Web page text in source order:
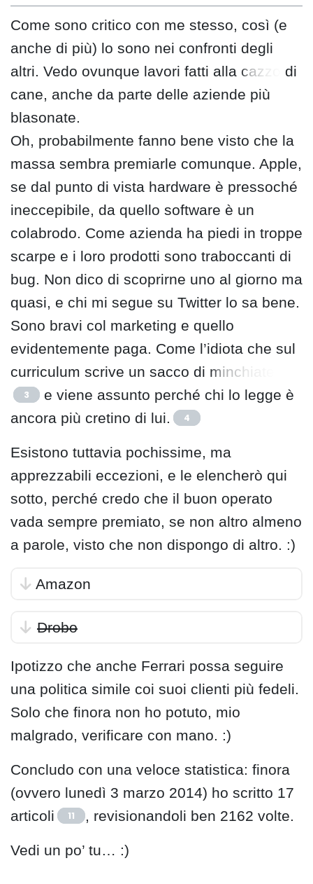
Come sono critico con me stesso, così (e
anche di più) lo sono nei confronti degli
altri. Vedo ovunque lavori fatti alla cazzo
di
cane, anche da parte delle aziende più
blasonate.
Oh, probabilmente fanno bene visto che la
massa sembra premiarle comunque. Apple,
se dal punto di vista hardware è pressoché
ineccepibile, da quello software è un
colabrodo. Come azienda ha piedi in troppe
scarpe e i loro prodotti sono traboccanti di
bug. Non dico di scoprirne uno al giorno ma
quasi, e chi mi segue su Twitter lo sa bene.
Sono bravi col marketing e quello
evidentemente paga. Come l’idiota che sul
curriculum scrive un sacco di minchiate
3
e viene assunto perché chi lo legge è
ancora più cretino di lui.
4
Esistono tuttavia pochissime, ma
apprezzabili eccezioni, e le elencherò qui
sotto, perché credo che il buon operato
vada sempre premiato, se non altro almeno
a parole, visto che non dispongo di altro. :)
Amazon
Drobo
Ipotizzo che anche Ferrari possa seguire
una politica simile coi suoi clienti più fedeli.
Solo che finora non ho potuto, mio
malgrado, verificare con mano. :)
Concludo con una veloce statistica: finora
(ovvero lunedì 3 marzo 2014) ho scritto 17
articoli
11 , revisionandoli ben 2162 volte.
Vedi un po’ tu… :)